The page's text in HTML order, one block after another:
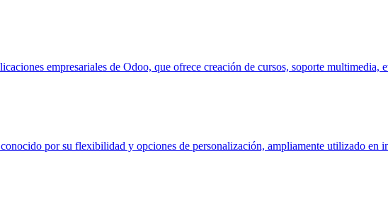
empresariales de Odoo, que ofrece creación de cursos, soporte multimedia,
por su flexibilidad y opciones de personalización, ampliamente utilizado en